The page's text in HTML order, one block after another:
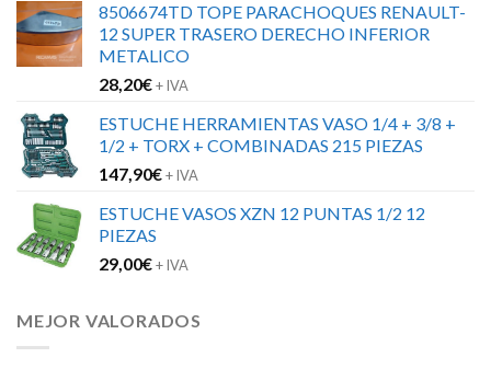
8506674TD TOPE PARACHOQUES RENAULT-
12 SUPER TRASERO DERECHO INFERIOR
METALICO
28,20€+ IVA
ESTUCHE HERRAMIENTAS VASO 1/4 + 3/8 +
1/2 + TORX + COMBINADAS 215 PIEZAS
147,90€+ IVA
ESTUCHE VASOS XZN 12 PUNTAS 1/2 12
PIEZAS
29,00€+ IVA
MEJOR VALORADOS